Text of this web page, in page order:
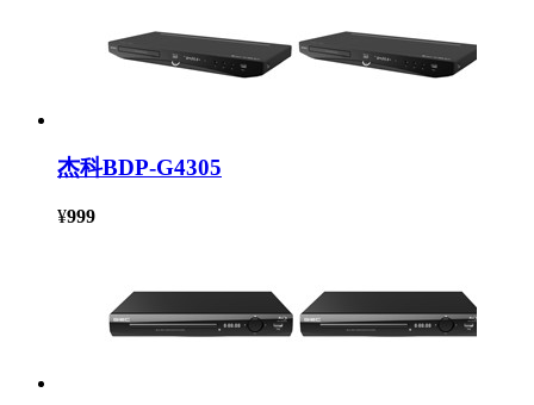
杰科BDP-G4305
¥999